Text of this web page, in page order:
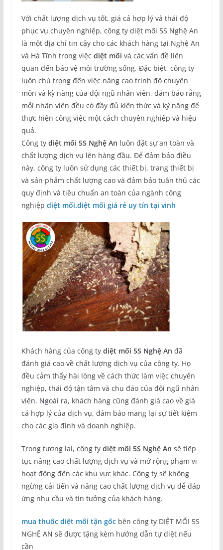
Với chất lượng dịch vụ tốt, giá cả hợp lý và thái độ
phục vụ chuyên nghiệp, công ty diệt mối 5S Nghệ An
là một địa chỉ tin cậy cho các khách hàng tại Nghệ An
và Hà Tĩnh trong việc diệt mối và các vấn đề liên
quan đến bảo vệ môi trường sống. Đặc biệt, công ty
luôn chú trọng đến việc nâng cao trình độ chuyên
môn và kỹ năng của đội ngũ nhân viên, đảm bảo rằng
mỗi nhân viên đều có đầy đủ kiến thức và kỹ năng để
thực hiện công việc một cách chuyên nghiệp và hiệu
quả.
Công ty diệt mối 5S Nghệ An luôn đặt sự an toàn và
chất lượng dịch vụ lên hàng đầu. Để đảm bảo điều
này, công ty luôn sử dụng các thiết bị, trang thiết bị
và sản phẩm chất lượng cao và đảm bảo tuân thủ các
quy định và tiêu chuẩn an toàn của ngành công
nghiệp diệt mối.diệt mối giá rẻ uy tín tại vinh
Khách hàng của công ty diệt mối 5S Nghệ An đã
đánh giá cao về chất lượng dịch vụ của công ty. Họ
đều cảm thấy hài lòng về cách thức làm việc chuyên
nghiệp, thái độ tận tâm và chu đáo của đội ngũ nhân
viên. Ngoài ra, khách hàng cũng đánh giá cao về giá
cả hợp lý của dịch vụ, đảm bảo mang lại sự tiết kiệm
cho các gia đình và doanh nghiệp.
Trong tương lai, công ty diệt mối 5S Nghệ An sẽ tiếp
tục nâng cao chất lượng dịch vụ và mở rộng phạm vi
hoạt động đến các khu vực khác. Công ty sẽ không
ngừng cải tiến và nâng cao chất lượng dịch vụ để đáp
ứng nhu cầu và tin tưởng của khách hàng.
mua thuốc diệt mối tận gốc bên công ty DIỆT MỐI 5S
NGHỆ AN sẽ được tặng kèm hướng dẫn tự diệt nếu
cần